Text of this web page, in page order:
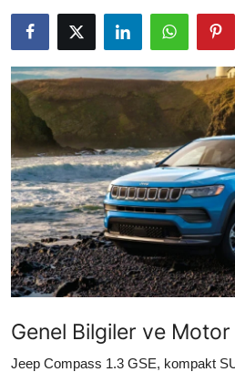
Paketler
Yağlar
Oto Bilgi
Genel Bilgiler ve
Jeep Compass 1.3 GSE, kompakt